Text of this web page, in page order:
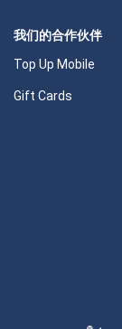
我们的合作伙伴
Top Up Mobile
Gift Cards